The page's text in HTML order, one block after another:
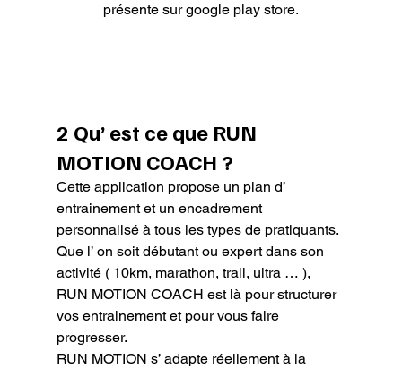
présente sur google play store.
2 Qu’ est ce que RUN
MOTION COACH ?
Cette application propose un plan d’
entrainement et un encadrement
personnalisé à tous les types de pratiquants.
Que l’ on soit débutant ou expert dans son
activité ( 10km, marathon, trail, ultra … ),
RUN MOTION COACH est là pour structurer
vos entrainement et pour vous faire
progresser.
RUN MOTION s’ adapte réellement à la